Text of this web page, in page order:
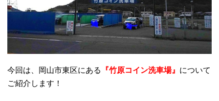
今回は、岡山市東区にある 『竹原コイン洗車場』 について
ご紹介します！